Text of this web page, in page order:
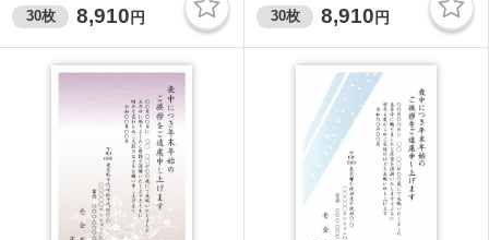
30枚 8,910 円 30枚 8,910 円